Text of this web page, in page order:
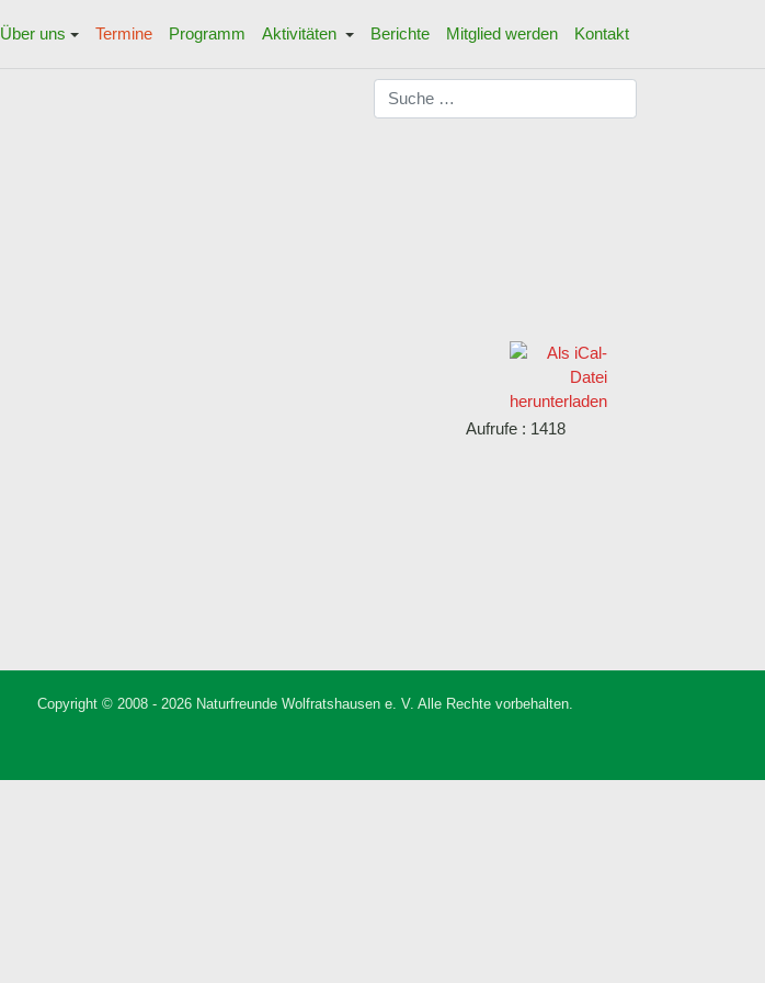
Über uns Termine Programm Aktivitäten Berichte Mitglied werden Kontakt
Suchen
Aufrufe : 1418
Copyright © 2008 - 2026 Naturfreunde Wolfratshausen e. V. Alle Rechte vorbehalten.